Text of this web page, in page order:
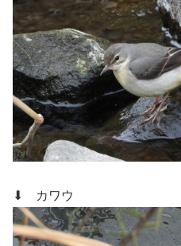
⬇ カワウ